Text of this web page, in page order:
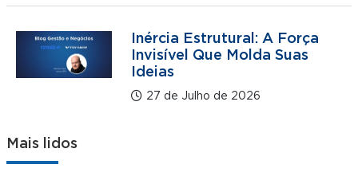
Inércia Estrutural: A Força
Invisível Que Molda Suas
Ideias
27 de Julho de 2026
Mais lidos